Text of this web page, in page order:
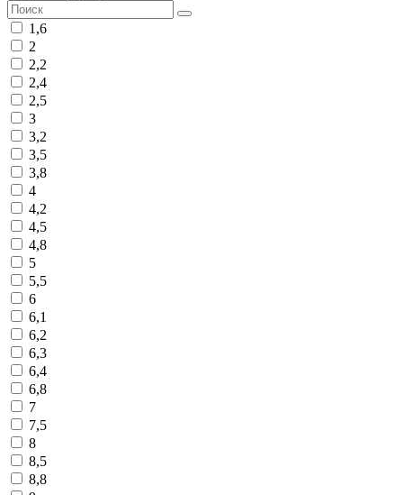
1,6
2
2,2
2,4
2,5
3
3,2
3,5
3,8
4
4,2
4,5
4,8
5
5,5
6
6,1
6,2
6,3
6,4
6,8
7
7,5
8
8,5
8,8